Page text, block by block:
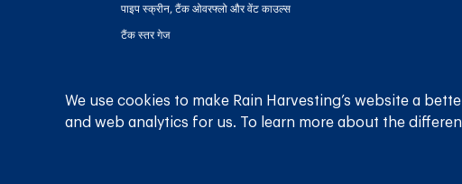
पाइप स्क्रीन, टैंक ओवरफ्लो और वेंट काउल्स
टैंक स्तर गेज
We use cookies to make Rain Harvesting’s website a
and web analytics for us. To learn more about the